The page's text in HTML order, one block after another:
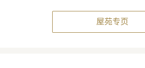
屋苑专页